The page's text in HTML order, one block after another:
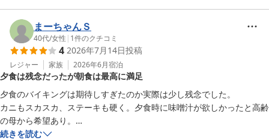
まーちゃんＳ
40代/女性 | 1件のクチコミ
4 2026年7月14日投稿
レジャー 家族 2026年6月宿泊
夕食は残念だったが朝食は最高に満足
夕食のバイキングは期待しすぎたのか実際は少し残念でした。
カニもスカスカ、ステーキも硬く。夕食時に味噌汁が欲しかったと高齢
の母から希望あり。
しかし、そんなに食べれないので、色々と色んな種類を食べれるのは良
続きを読む